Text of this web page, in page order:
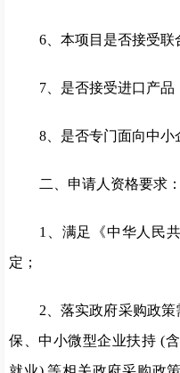
6、本项目是否接受联
7、是否接受进口产品
8、是否专门面向中小
二、申请人资格要求：
1、满足《中华人民
定；
2、落实政府采购政
保、中小微型企业扶持 (